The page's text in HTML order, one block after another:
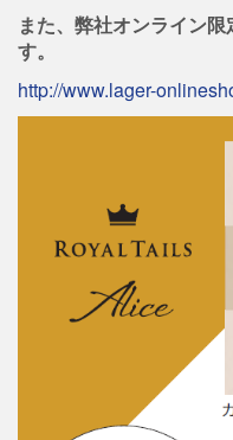
また、弊社オンライン
す。
http://www.lager-